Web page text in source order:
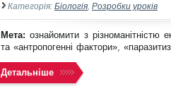
Категорія: Біологія Розробки уроків
Мета: ознайомити з різноманітністю
та «антропогенні фактори»,
Детальніше